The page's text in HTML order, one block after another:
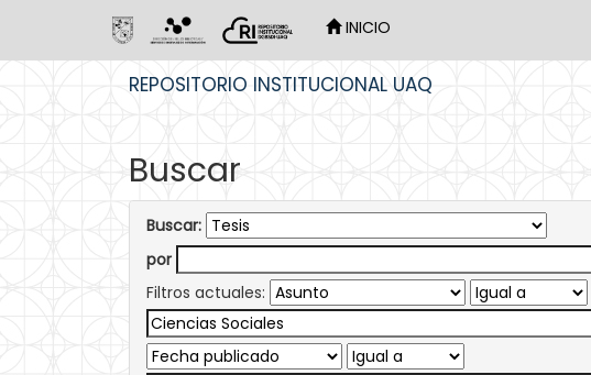
INICIO
REPOSITORIO INSTITUCIONAL UAQ
Buscar
Buscar:
por
Filtros actuales: